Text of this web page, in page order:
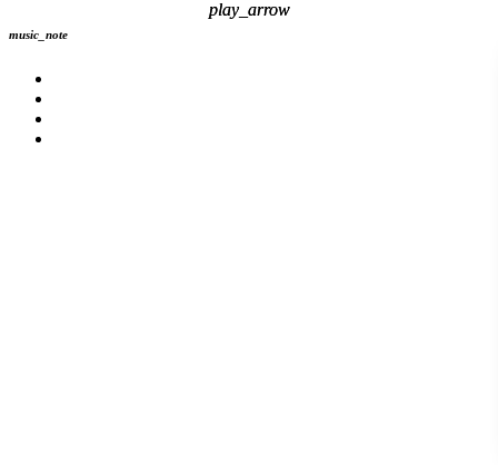
music_note
play_arrow
play_arrow